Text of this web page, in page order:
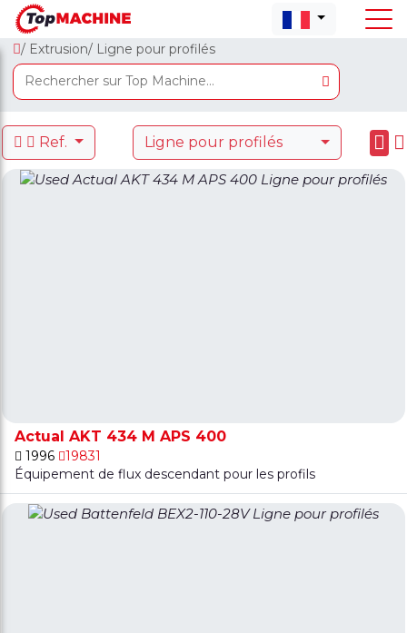
/ Extrusion/ Ligne pour profilés
Ref. Ligne pour profilés
Actual AKT 434 M APS 400
1996
19831
Équipement de flux descendant pour les profils